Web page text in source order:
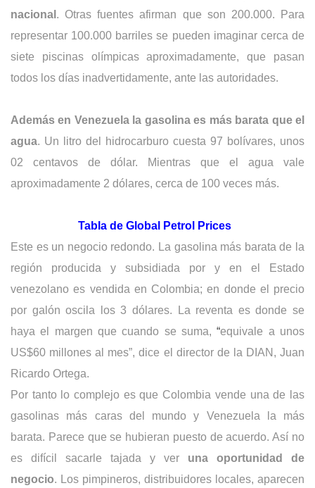
nacional . Otras fuentes afirman que son 200.000. Para
representar 100.000 barriles se pueden imaginar cerca de
siete piscinas olímpicas aproximadamente, que pasan
todos los días inadvertidamente, ante las autoridades.
Además en Venezuela la gasolina es más barata que el
agua. Un litro del hidrocarburo cuesta 97 bolívares, unos
02 centavos de dólar. Mientras que el agua vale
aproximadamente 2 dólares, cerca de 100 veces más.
Tabla de Global Petrol Prices
Este es un negocio redondo. La gasolina más barata de la
región producida y subsidiada por y en el Estado
venezolano es vendida en Colombia; en donde el precio
por galón oscila los 3 dólares. La reventa es donde se
haya el margen que cuando se suma, “equivale a unos
US$60 millones al mes”, dice el director de la DIAN, Juan
Ricardo Ortega.
Por tanto lo complejo es que Colombia vende una de las
gasolinas más caras del mundo y Venezuela la más
barata. Parece que se hubieran puesto de acuerdo. Así no
es difícil sacarle tajada y ver una oportunidad de
negocio. Los pimpineros, distribuidores locales, aparecen